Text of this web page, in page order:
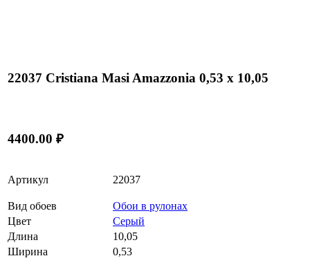
22037 Cristiana Masi Amazzonia 0,53 х 10,05
4400.00 ₽
Артикул 22037
Вид обоев
Обои в рулонах
Цвет
Серый
Длина
10,05
Ширина
0,53